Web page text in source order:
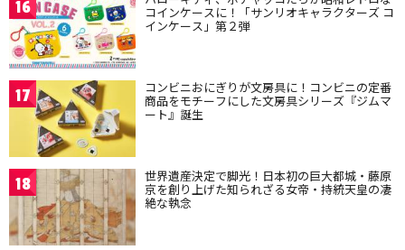
16 コインケースに！「サンリオキャラクターズ コ
インケース」第２弾
17 コンビニおにぎりが文房具に！コンビニの定番
商品をモチーフにした文房具シリーズ『ジムマ
ート』誕生
18 世界遺産決定で脚光！日本初の巨大都城・藤原
京を創り上げた知られざる女帝・持統天皇の凄
絶な執念